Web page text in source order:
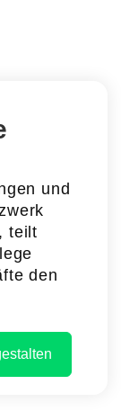
und
teilt
den